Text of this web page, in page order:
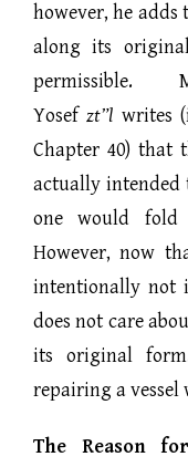
however, he
along its
permissible.
Yosefzt”l writes
Chapter 40) that
actually intended
one would fold
However, now
intentionally not
does not care
its original
repairing a vessel
The Reason